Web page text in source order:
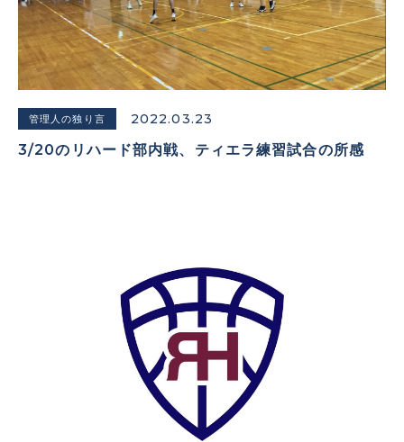
管理人の独り言 2022.03.23
3/20のリハード部内戦、ティエラ練習試合の所感